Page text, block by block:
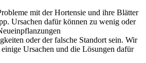
mit der Hortensie und ihre Blätter
Ursachen dafür können zu wenig oder
oder der falsche Standort sein. Wir
Ursachen und die Lösungen dafür